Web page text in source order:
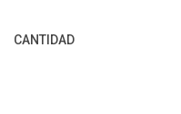
CANTIDAD